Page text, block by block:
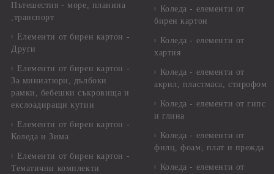
Пътешестия - море, планина
,транспорт
Елементи от бирен картон -
Други
Елементи от бирен картон -
За миниатюри, дълбоки
рамки, бебешки съкровища и
екслоадиращи кутии
Елементи от бирен картон -
Коледа и Зима
Елементи от бирен картон -
Тематични комплекти
Коледа - елементи от
бирен картон
Коледа - елементи от
хартия
Коледа - елементи от
акрил, пластмаса, стирофом
Коледа - елементи от гипс
и глина
Коледа - елементи от
филц, фоам, плат и прежда
Коледа - елементи от